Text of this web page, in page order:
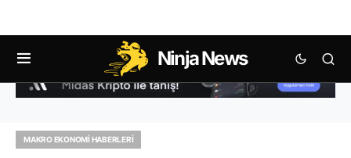
Ninja News
MAKRO EKONOMI HABERLERI